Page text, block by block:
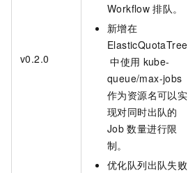
v0.2.0
Workflow 排队。
新增在
ElasticQuotaTree
中使用 kube-
queue/max-jobs
作为资源名可以实
现对同时出队的
Job 数量进行限
制。
优化队列出队失败